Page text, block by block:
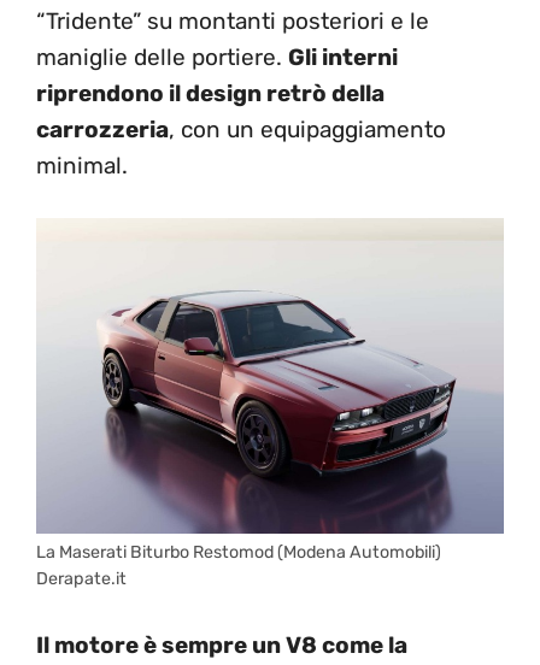
“Tridente” su montanti posteriori e le
maniglie delle portiere. Gli interni
riprendono il design retrò della
carrozzeria, con un equipaggiamento
minimal.
La Maserati Biturbo Restomod (Modena Automobili)
Derapate.it
Il motore è sempre un V8 come la